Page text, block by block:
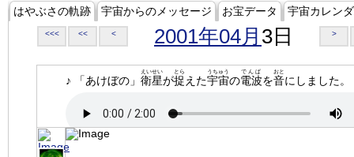
はやぶさの軌跡 宇宙からのメッセージ お宝データ 宇宙カレン
<<< << < 2001年04月 3日 >
♪ 「あけぼの」 衛星
えいせい
が捉
とら
えた宇宙
うちゅう
の電波
でんぱ
を音
おと
にしました。